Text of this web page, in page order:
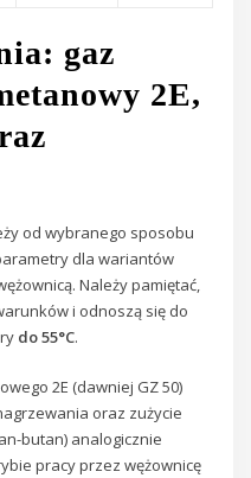
gaz
2E,
od wybranego sposobu
dla wariantów
Należy pamiętać,
i odnoszą się do
do 55°C.
2E (dawniej GZ 50)
oraz zużycie
butan) analogicznie
pracy przez wężownicę